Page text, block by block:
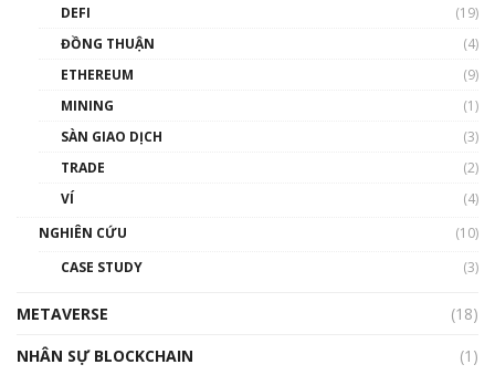
Phổ cập Blockchain
thống & Crypto qua các cuộc chiến | Phổ cập
01:32:59
DEFI
(19)
ĐỒNG THUẬN
(4)
ETHEREUM
(9)
MINING
(1)
SÀN GIAO DỊCH
(3)
TRADE
(2)
VÍ
(4)
NGHIÊN CỨU
(10)
CASE STUDY
(3)
METAVERSE
(18)
NHÂN SỰ BLOCKCHAIN
(1)